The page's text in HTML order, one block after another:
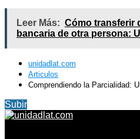
Leer Más: Cómo transferir
bancaria de otra persona:
unidadlat.com
Articulos
Comprendiendo la Parcialidad:
Subir